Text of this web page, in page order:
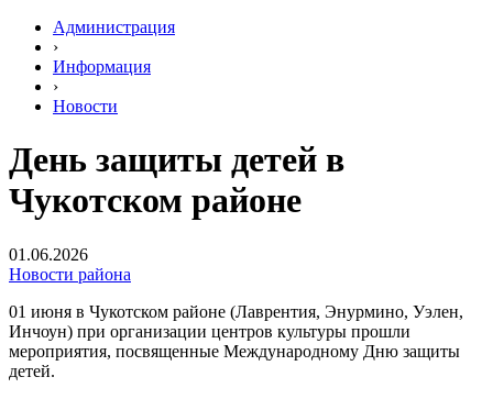
Администрация
›
Информация
›
Новости
День защиты детей в
Чукотском районе
01.06.2026
Новости района
01 июня в Чукотском районе (Лаврентия, Энурмино, Уэлен,
Инчоун) при организации центров культуры прошли
мероприятия, посвященные Международному Дню защиты
детей.